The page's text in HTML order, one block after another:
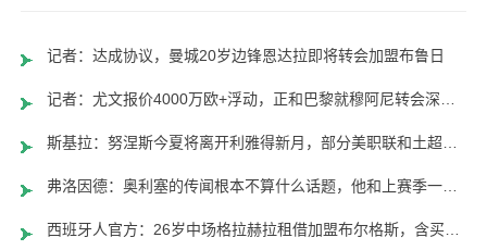
记者：达成协议，曼城20岁边锋恩达拉即将转会加盟布鲁日
弗洛因德：奥利塞的传闻根本不算什么话题，他和上赛季一样重要